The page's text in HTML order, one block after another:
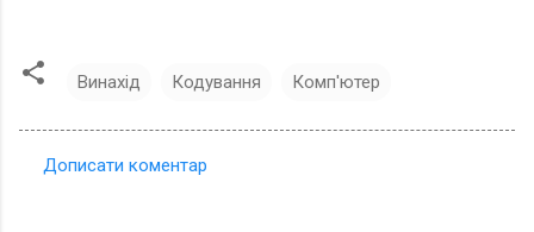
Винахід Кодування Комп'ютер
Дописати коментар